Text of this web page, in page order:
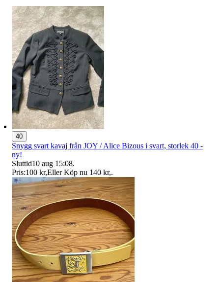
40
Snygg svart kavaj från JOY / Alice Bizous i svart, storlek 40 -
ny!
Sluttid10 aug 15:08.
Pris:100 kr,Eller Köp nu 140 kr,.